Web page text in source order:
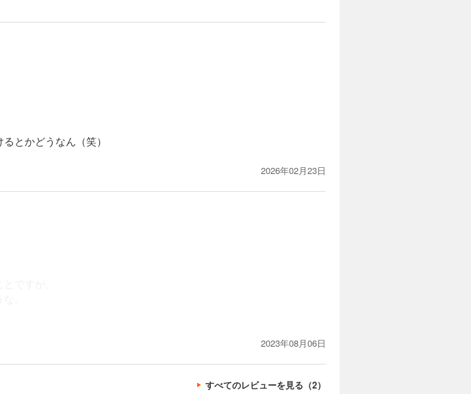
カートに入れる
とかどうなん（笑）
2026年02月23日
2023年08月06日
すべてのレビューを見る（2）